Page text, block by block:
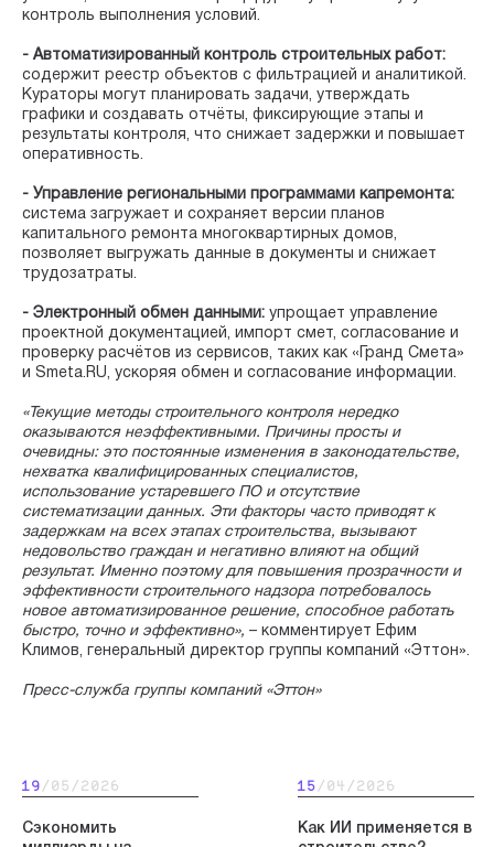
контроль выполнения условий.
- Автоматизированный контроль строительных работ:
содержит реестр объектов с фильтрацией и аналитикой.
Кураторы могут планировать задачи, утверждать
графики и создавать отчёты, фиксирующие этапы и
результаты контроля, что снижает задержки и повышает
оперативность.
- Управление региональными программами капремонта:
система загружает и сохраняет версии планов
капитального ремонта многоквартирных домов,
позволяет выгружать данные в документы и снижает
трудозатраты.
- Электронный обмен данными: упрощает управление
проектной документацией, импорт смет, согласование и
проверку расчётов из сервисов, таких как «Гранд Смета»
и Smeta.RU, ускоряя обмен и согласование информации.
«Текущие методы строительного контроля нередко
оказываются неэффективными. Причины просты и
очевидны: это постоянные изменения в законодательстве,
нехватка квалифицированных специалистов,
использование устаревшего ПО и отсутствие
систематизации данных. Эти факторы часто приводят к
задержкам на всех этапах строительства, вызывают
недовольство граждан и негативно влияют на общий
результат. Именно поэтому для повышения прозрачности и
эффективности строительного надзора потребовалось
новое автоматизированное решение, способное работать
быстро, точно и эффективно», – комментирует Ефим
Климов, генеральный директор группы компаний «Эттон».
Пресс-служба группы компаний «Эттон»
19 /05/2026
Сэкономить
15 /04/2026
Как ИИ применяется в